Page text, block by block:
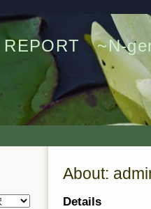
REPORT ~N-
About:
Details